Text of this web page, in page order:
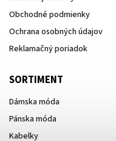
Obchodné podmienky
Ochrana osobných údajov
Reklamačný poriadok
SORTIMENT
Dámska móda
Pánska móda
Kabelky